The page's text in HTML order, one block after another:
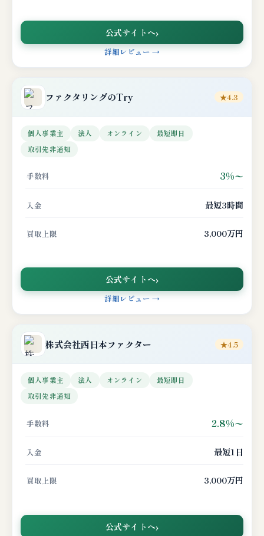
公式サイトへ
詳細レビュー →
ファクタリングのTry ★4.3
個人事業主 法人 オンライン
最短即日
取引先非通知
手数料 3%〜
入金 最短3時間
買取上限 3,000万円
公式サイトへ
詳細レビュー →
株式会社西日本ファクター ★4.5
個人事業主 法人 オンライン
最短即日
取引先非通知
手数料 2.8%〜
入金 最短1日
買取上限 3,000万円
公式サイトへ